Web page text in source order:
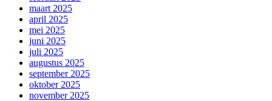
maart 2025
april 2025
mei 2025
juni 2025
juli 2025
augustus 2025
september 2025
oktober 2025
november 2025